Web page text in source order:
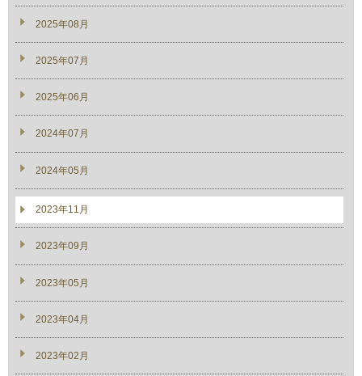
2025年08月
2025年07月
2025年06月
2024年07月
2024年05月
2023年11月
2023年09月
2023年05月
2023年04月
2023年02月